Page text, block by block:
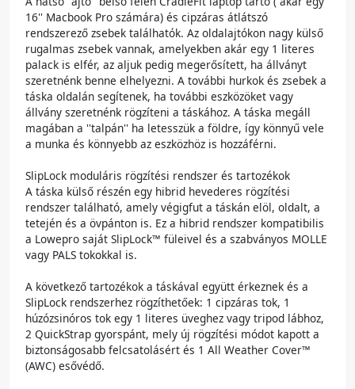
16'' Macbook Pro számára) és cipzáras átlátszó
rendszerező zsebek találhatók. Az oldalajtókon nagy külső
rugalmas zsebek vannak, amelyekben akár egy 1 literes
palack is elfér, az aljuk pedig megerősített, ha állványt
szeretnénk benne elhelyezni. A további hurkok és zsebek a
táska oldalán segítenek, ha további eszközöket vagy
állvány szeretnénk rögzíteni a táskához. A táska megáll
magában a ''talpán'' ha letesszük a földre, így könnyű vele
a munka és könnyebb az eszközhöz is hozzáférni.
SlipLock moduláris rögzítési rendszer és tartozékok
A táska külső részén egy hibrid hevederes rögzítési
rendszer található, amely végigfut a táskán elöl, oldalt, a
tetején és a övpánton is. Ez a hibrid rendszer kompatibilis
a Lowepro saját SlipLock™ füleivel és a szabványos MOLLE
vagy PALS tokokkal is.
A következő tartozékok a táskával együtt érkeznek és a
SlipLock rendszerhez rögzíthetőek: 1 cipzáras tok, 1
húzózsinóros tok egy 1 literes üveghez vagy tripod lábhoz,
2 QuickStrap gyorspánt, mely új rögzítési módot kapott a
biztonságosabb felcsatolásért és 1 All Weather Cover™
(AWC) esővédő.